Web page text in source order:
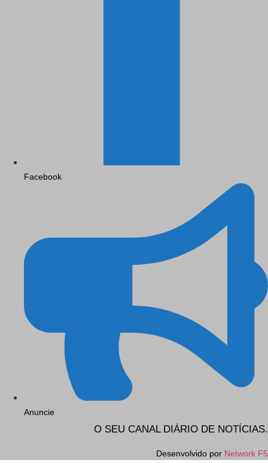
Facebook
Anuncie
O SEU CANAL DIÁRIO DE NOTÍCIAS.
Desenvolvido por Network F5